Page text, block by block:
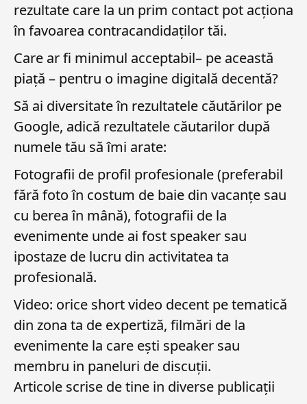
rezultate care la un prim contact pot acționa
în favoarea contracandidaților tăi.
Care ar fi minimul acceptabil– pe această
piață – pentru o imagine digitală decentă?
Să ai diversitate în rezultatele căutărilor pe
Google, adică rezultatele căutarilor după
numele tău să îmi arate:
Fotografii de profil profesionale (preferabil
fără foto în costum de baie din vacanțe sau
cu berea în mână), fotografii de la
evenimente unde ai fost speaker sau
ipostaze de lucru din activitatea ta
profesională.
Video: orice short video decent pe tematică
din zona ta de expertiză, filmări de la
evenimente la care ești speaker sau
membru in paneluri de discuții.
Articole scrise de tine in diverse publicații